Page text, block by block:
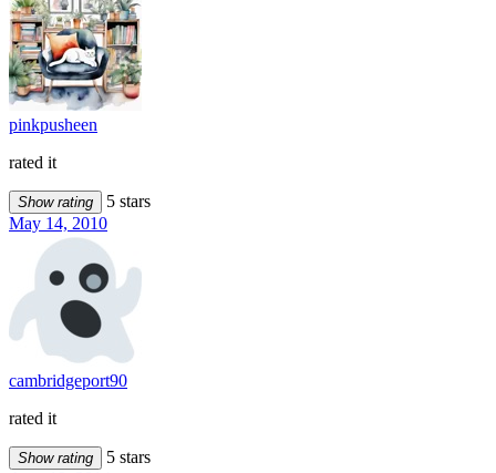
pinkpusheen
rated it
Show rating
5 stars
May 14, 2010
cambridgeport90
rated it
Show rating
5 stars